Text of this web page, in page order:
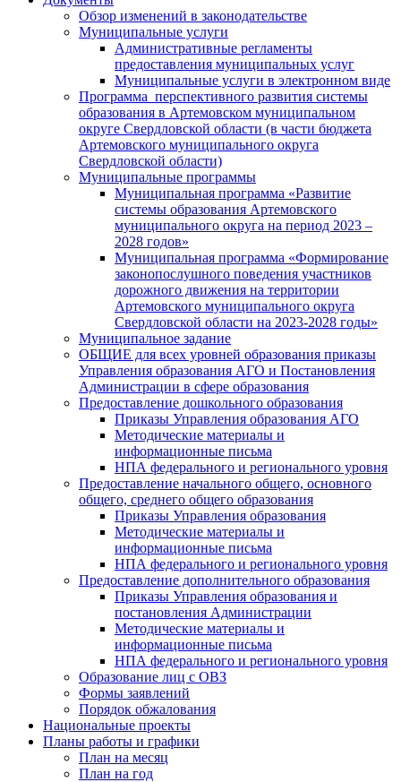
Обзор изменений в законодательстве
Муниципальные услуги
Административные регламенты
предоставления муниципальных услуг
Муниципальные услуги в электронном виде
Программа перспективного развития системы
образования в Артемовском муниципальном
округе Свердловской области (в части бюджета
Артемовского муниципального округа
Свердловской области)
Муниципальные программы
Муниципальная программа «Развитие
системы образования Артемовского
муниципального округа на период 2023 –
2028 годов»
Муниципальная программа «Формирование
законопослушного поведения участников
дорожного движения на территории
Артемовского муниципального округа
Свердловской области на 2023-2028 годы»
Муниципальное задание
ОБЩИЕ для всех уровней образования приказы
Управления образования АГО и Постановления
Администрации в сфере образования
Предоставление дошкольного образования
Приказы Управления образования АГО
Методические материалы и
информационные письма
НПА федерального и регионального уровня
Предоставление начального общего, основного
общего, среднего общего образования
Приказы Управления образования
Методические материалы и
информационные письма
НПА федерального и регионального уровня
Предоставление дополнительного образования
Приказы Управления образования и
постановления Администрации
Методические материалы и
информационные письма
НПА федерального и регионального уровня
Образование лиц с ОВЗ
Формы заявлений
Порядок обжалования
Национальные проекты
Планы работы и графики
План на месяц
План на год